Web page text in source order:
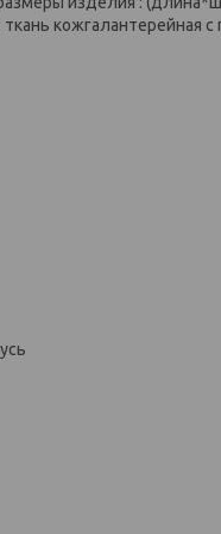
кожгалантерейная